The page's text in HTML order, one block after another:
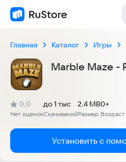
Главная Каталог Игры
Marble Maze -
Рейтинг:
0,0
(
Нет оценок
)
Скачиваний
до 1 тыс
Размер
2.4 MB
Возраст
0+
Установить с